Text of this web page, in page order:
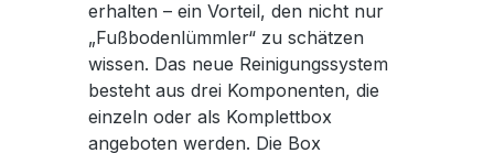
erhalten – ein Vorteil, den nicht nur
„Fußbodenlümmler“ zu schätzen
wissen. Das neue Reinigungssystem
besteht aus drei Komponenten, die
einzeln oder als Komplettbox
angeboten werden. Die Box